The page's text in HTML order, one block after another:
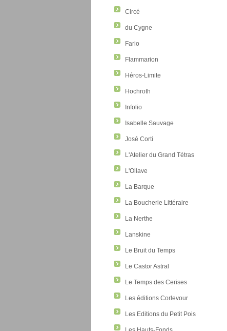
Circé
du Cygne
Fario
Flammarion
Héros-Limite
Hochroth
Infolio
Isabelle Sauvage
José Corti
L'Atelier du Grand Tétras
L'Ollave
La Barque
La Boucherie Littéraire
La Nerthe
Lanskine
Le Bruit du Temps
Le Castor Astral
Le Temps des Cerises
Les éditions Corlevour
Les Editions du Petit Pois